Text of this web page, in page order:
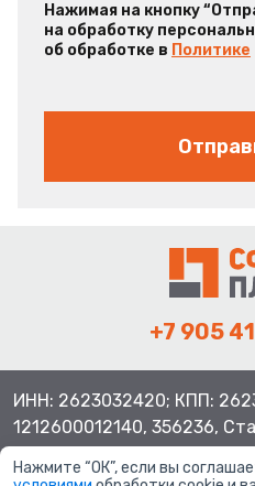
Нажимая на кнопку
на обработку
об обработке в Политике
+7 905
ИНН: 2623032420; КПП:
1212600012140, 356236,
Шпаковский район,
Нажмите “ОК”, если вы